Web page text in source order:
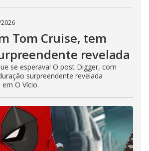
Tom Cruise, tem
revelada
se esperava! O post Digger, com
surpreendente revelada
O Vício.